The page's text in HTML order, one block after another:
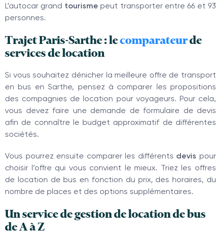
L’autocar grand tourisme peut transporter entre 66 et 93
personnes.
Trajet Paris-Sarthe : lecomparateurde
services de location
Si vous souhaitez dénicher la meilleure offre de transport
en bus en Sarthe, pensez à comparer les propositions
des compagnies de location pour voyageurs. Pour cela,
vous devez faire une demande de formulaire de devis
afin de connaître le budget approximatif de différentes
sociétés.
Vous pourrez ensuite comparer les différents devis pour
choisir l’offre qui vous convient le mieux. Triez les offres
de location de bus en fonction du prix, des horaires, du
nombre de places et des options supplémentaires.
Un service de gestion de location de bus
de A à Z